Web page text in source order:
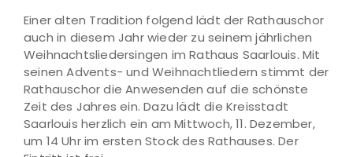
Einer alten Tradition folgend lädt der Rathauschor
auch in diesem Jahr wieder zu seinem jährlichen
Weihnachtsliedersingen im Rathaus Saarlouis. Mit
seinen Advents- und Weihnachtliedern stimmt der
Rathauschor die Anwesenden auf die schönste
Zeit des Jahres ein. Dazu lädt die Kreisstadt
Saarlouis herzlich ein am Mittwoch, 11. Dezember,
um 14 Uhr im ersten Stock des Rathauses. Der